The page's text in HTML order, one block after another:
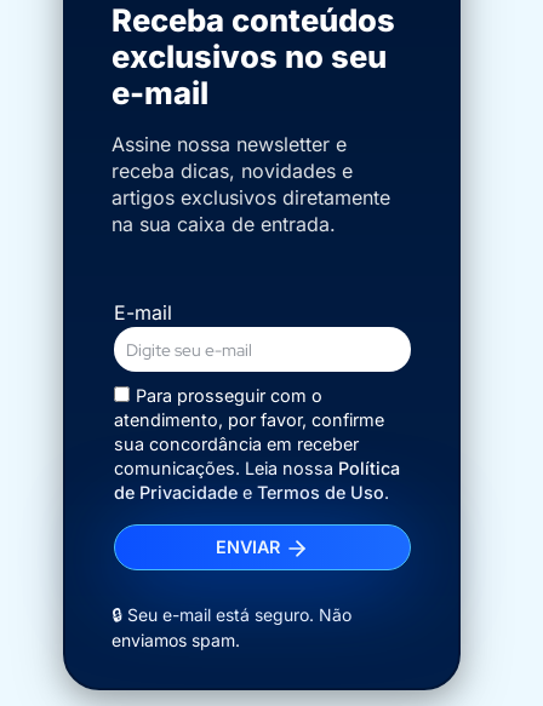
Receba conteúdos
exclusivos no seu
e-mail
Assine nossa newsletter e
receba dicas, novidades e
artigos exclusivos diretamente
na sua caixa de entrada.
E-mail
Para prosseguir com o
atendimento, por favor, confirme
sua concordância em receber
comunicações. Leia nossa Política
de Privacidadee Termos de Uso.
ENVIAR
🔒 Seu e-mail está seguro. Não
enviamos spam.